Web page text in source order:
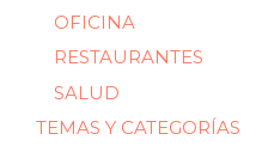
OFICINA
RESTAURANTES
SALUD
TEMAS Y CATEGORÍAS